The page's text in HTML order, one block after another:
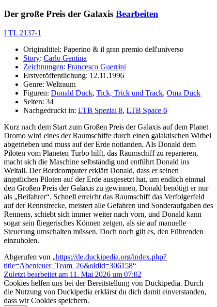
Der große Preis der Galaxis Bearbeiten
I TL 2137-1
Originaltitel: Paperino & il gran premio dell'universo
Story: Carlo Gentina
Zeichnungen: Francesco Guerrini
Erstveröffentlichung: 12.11.1996
Genre: Weltraum
Figuren: Donald Duck, Tick, Trick und Track, Oma Duck
Seiten: 34
Nachgedruckt in: LTB Spezial 8, LTB Space 6
Kurz nach dem Start zum Großen Preis der Galaxis auf dem Planet
Dromo wird eines der Raumschiffe durch einen galaktischen Wirbel
abgetrieben und muss auf der Erde notlanden. Als Donald dem
Piloten vom Planeten Turbo hilft, das Raumschiff zu reparieren,
macht sich die Maschine selbständig und entführt Donald ins
Weltall. Der Bordcomputer erklärt Donald, dass er seinen
ängstlichen Piloten auf der Erde ausgesetzt hat, um endlich einmal
den Großen Preis der Galaxis zu gewinnen, Donald benötigt er nur
als „Beifahrer“. Schnell erreicht das Raumschiff das Verfolgerfeld
auf der Rennstrecke, meistert alle Gefahren und Sonderaufgaben des
Rennens, schiebt sich immer weiter nach vorn, und Donald kann
sogar sein fliegerisches Können zeigen, als sie auf manuelle
Steuerung umschalten müssen. Doch noch gilt es, den Führenden
einzuholen.
Abgerufen von „https://de.duckipedia.org/index.php?
title=Abenteuer_Team_26&oldid=306158“
Zuletzt bearbeitet am 11. Mai 2026 um 07:02
Cookies helfen uns bei der Bereitstellung von Duckipedia. Durch
die Nutzung von Duckipedia erklärst du dich damit einverstanden,
dass wir Cookies speichern.